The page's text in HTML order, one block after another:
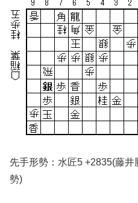
先手形勢：水匠5 +2835(藤
勢)